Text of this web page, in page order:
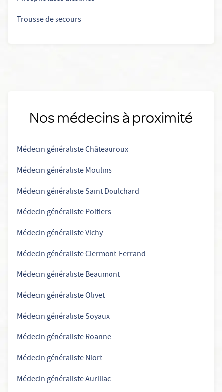
Trousse de secours
Nos médecins à proximité
Médecin généraliste Châteauroux
Médecin généraliste Moulins
Médecin généraliste Saint Doulchard
Médecin généraliste Poitiers
Médecin généraliste Vichy
Médecin généraliste Clermont-Ferrand
Médecin généraliste Beaumont
Médecin généraliste Olivet
Médecin généraliste Soyaux
Médecin généraliste Roanne
Médecin généraliste Niort
Médecin généraliste Aurillac